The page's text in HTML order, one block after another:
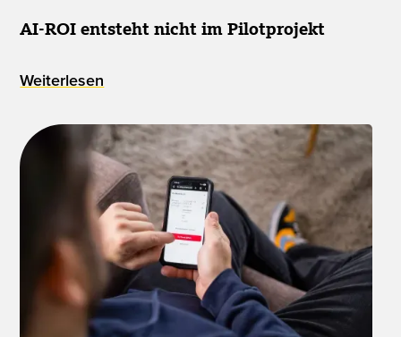
AI-ROI entsteht nicht im Pilotprojekt
Weiterlesen